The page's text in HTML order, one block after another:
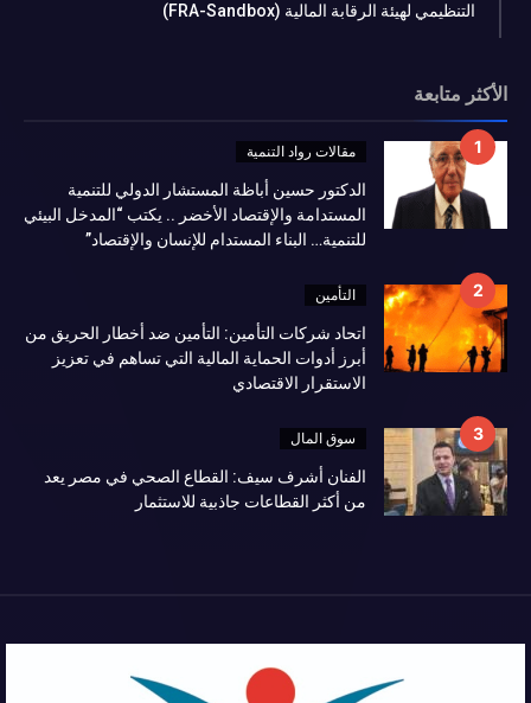
التنظيمي لهيئة الرقابة المالية (FRA-Sandbox)
الأكثر متابعة
مقالات رواد التنمية
الدكتور حسين أباظة المستشار الدولي للتنمية
المستدامة والإقتصاد الأخضر .. يكتب “المدخل البيئي
للتنمية… البناء المستدام للإنسان والإقتصاد”
التأمين
اتحاد شركات التأمين: التأمين ضد أخطار الحريق من
أبرز أدوات الحماية المالية التي تساهم في تعزيز
الاستقرار الاقتصادي
سوق المال
الفنان أشرف سيف: القطاع الصحي في مصر يعد
من أكثر القطاعات جاذبية للاستثمار